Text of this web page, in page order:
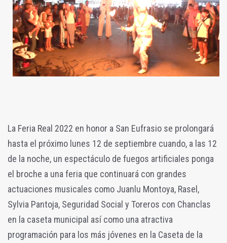
La Feria Real 2022 en honor a San Eufrasio se prolongará
hasta el próximo lunes 12 de septiembre cuando, a las 12
de la noche, un espectáculo de fuegos artificiales ponga
el broche a una feria que continuará con grandes
actuaciones musicales como Juanlu Montoya, Rasel,
Sylvia Pantoja, Seguridad Social y Toreros con Chanclas
en la caseta municipal así como una atractiva
programación para los más jóvenes en la Caseta de la